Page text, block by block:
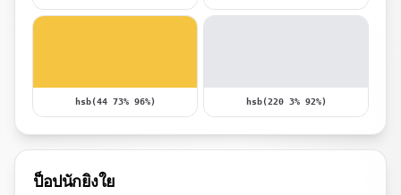
hsb(44 73% 96%) hsb(220 3% 92%)
ป็อปนักยิงใย